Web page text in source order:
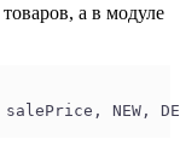
а в модуле
salePrice, NEW,